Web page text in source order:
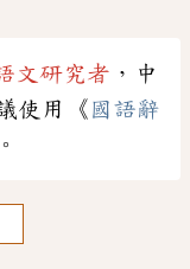
文研究者 ，中
使用《 國語辭